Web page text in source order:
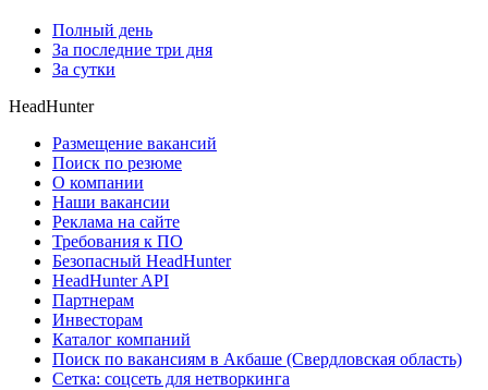
Полный день
За последние три дня
За сутки
HeadHunter
Размещение вакансий
Поиск по резюме
О компании
Наши вакансии
Реклама на сайте
Требования к ПО
Безопасный HeadHunter
HeadHunter API
Партнерам
Инвесторам
Каталог компаний
Поиск по вакансиям в Акбаше (Свердловская область)
Сетка: соцсеть для нетворкинга